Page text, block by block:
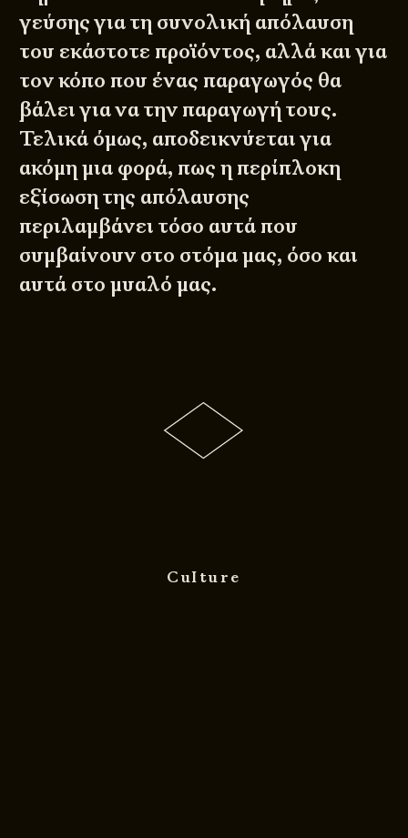
γεύσης για τη συνολική απόλαυση
του εκάστοτε προϊόντος, αλλά και για
τον κόπο που ένας παραγωγός θα
βάλει για να την παραγωγή τους.
Τελικά όμως, αποδεικνύεται για
ακόμη μια φορά, πως η περίπλοκη
εξίσωση της απόλαυσης
περιλαμβάνει τόσο αυτά που
συμβαίνουν στο στόμα μας, όσο και
αυτά στο μυαλό μας.
Culture